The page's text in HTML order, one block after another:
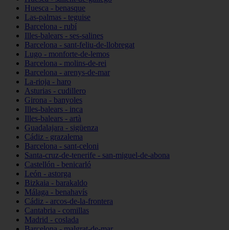
Huesca - benasque
Las-palmas - teguise
Barcelona - rubí
Illes-balears - ses-salines
Barcelona - sant-feliu-de-llobregat
Lugo - monforte-de-lemos
Barcelona - molins-de-rei
Barcelona - arenys-de-mar
La-rioja - haro
Asturias - cudillero
Girona - banyoles
Illes-balears - inca
Illes-balears - artà
Guadalajara - sigüenza
Cádiz - grazalema
Barcelona - sant-celoni
Santa-cruz-de-tenerife - san-miguel-de-abona
Castellón - benicarló
León - astorga
Bizkaia - barakaldo
Málaga - benahavís
Cádiz - arcos-de-la-frontera
Cantabria - comillas
Madrid - coslada